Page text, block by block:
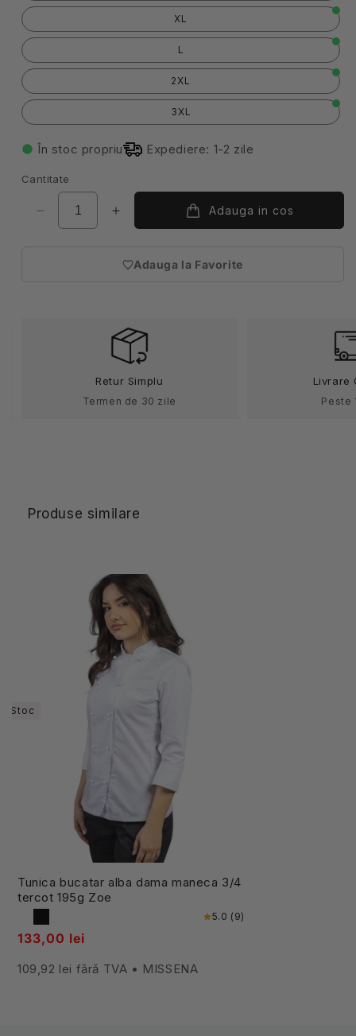
XL
L
2XL
3XL
În stoc propriu Expediere: 1-2 zile
Cantitate
Reduceți
cantitatea
Creșteți
cantitatea
Tunica
maneca
scurta
poplin
165g
Alma
Adauga in cos
Adauga la Favorite
(necesita
Retur Simplu
Termen de 30 zile
Livrare
Peste
Produse similare
Stoc
Tunica bucatar alba dama maneca 3/4
tercot 195g Zoe
5.0 (9)
133,00 lei
109,92 lei fără TVA • MISSENA